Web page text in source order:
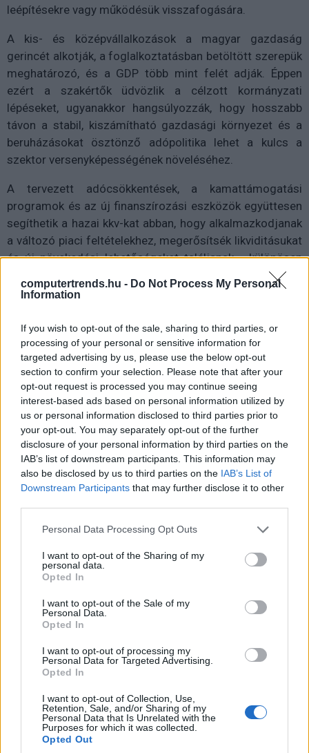
computertrends.hu - Do Not Process My Personal
Information
If you wish to opt-out of the sale, sharing to third parties, or
processing of your personal or sensitive information for
targeted advertising by us, please use the below opt-out
section to confirm your selection. Please note that after your
opt-out request is processed you may continue seeing
interest-based ads based on personal information utilized by
us or personal information disclosed to third parties prior to
your opt-out. You may separately opt-out of the further
disclosure of your personal information by third parties on the
IAB’s list of downstream participants. This information may
also be disclosed by us to third parties on the IAB’s List of
Downstream Participants that may further disclose it to other
Please note that this website/app uses one or more Google
not limited to your visit or usage behaviour. You may click to
grant or deny consent to Google and its third-party tags to
use your data for below specified purposes in below Google
consent section.
Personal Data Processing Opt Outs
I want to opt-out of the Sharing of my
personal data.
Opted In
I want to opt-out of the Sale of my
Personal Data.
Opted In
I want to opt-out of processing my
Personal Data for Targeted Advertising.
Opted In
I want to opt-out of Collection, Use,
Retention, Sale, and/or Sharing of my
Personal Data that Is Unrelated with the
Purposes for which it was collected.
Opted Out
leépítésekre vagy működésük visszafogására.
A kis- és középvállalkozások a magyar gazdaság
gerincét alkotják, a foglalkoztatásban betöltött szerepük
meghatározó, és a GDP több mint felét adják. Éppen
ezért a szakértők üdvözlik a célzott kormányzati
lépéseket, ugyanakkor hangsúlyozzák, hogy hosszabb
távon a stabil, kiszámítható gazdasági környezet és a
beruházásokat ösztönző adópolitika lehet a kulcs a
szektor versenyképességének növeléséhez.
A tervezett adócsökkentések, a kamattámogatási
programok és az új finanszírozási eszközök együttesen
segíthetik a hazai kkv-kat abban, hogy alkalmazkodjanak
a változó piaci feltételekhez, megerősítsék likviditásukat
és új növekedési lehetőségeket találjanak - különösen
olyan területeken, mint az energiahatékonyság, a
technológiai fejlesztés és az exportbővítés.
Ha a most bejelentett intézkedések hatékonyan
valósulnak meg, a kisvállalkozói szektor jövőre ismét a
gazdasági növekedés egyik fő motorja lehet,
hozzájárulva ahhoz, hogy Magyarország gazdasága
ellenállóbbá váljon a nemzetközi bizonytalanságok
közepette is.
Diákok a munkaerőpiacon: Így formálják a 2026-os
trendeket a fiatalok elvárásai (X)
A diákoknak már nem elég a magas órabér,
rugalmasságot is várnak.
#kkv-szektor
Digitális ID - biztonságosabb és
kényelmesebb élet vagy
központosított megfigyelés?